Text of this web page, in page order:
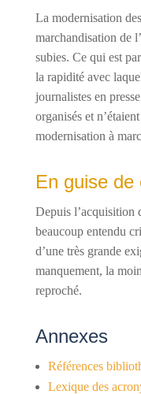
La modernisation
marchandisation de
subies. Ce qui est
la rapidité avec
journalistes en
organisés et
modernisation à
En guise de
Depuis l’acquisition
beaucoup entendu
d’une très grande
manquement, la
reproché.
Annexes
Références
Lexique des